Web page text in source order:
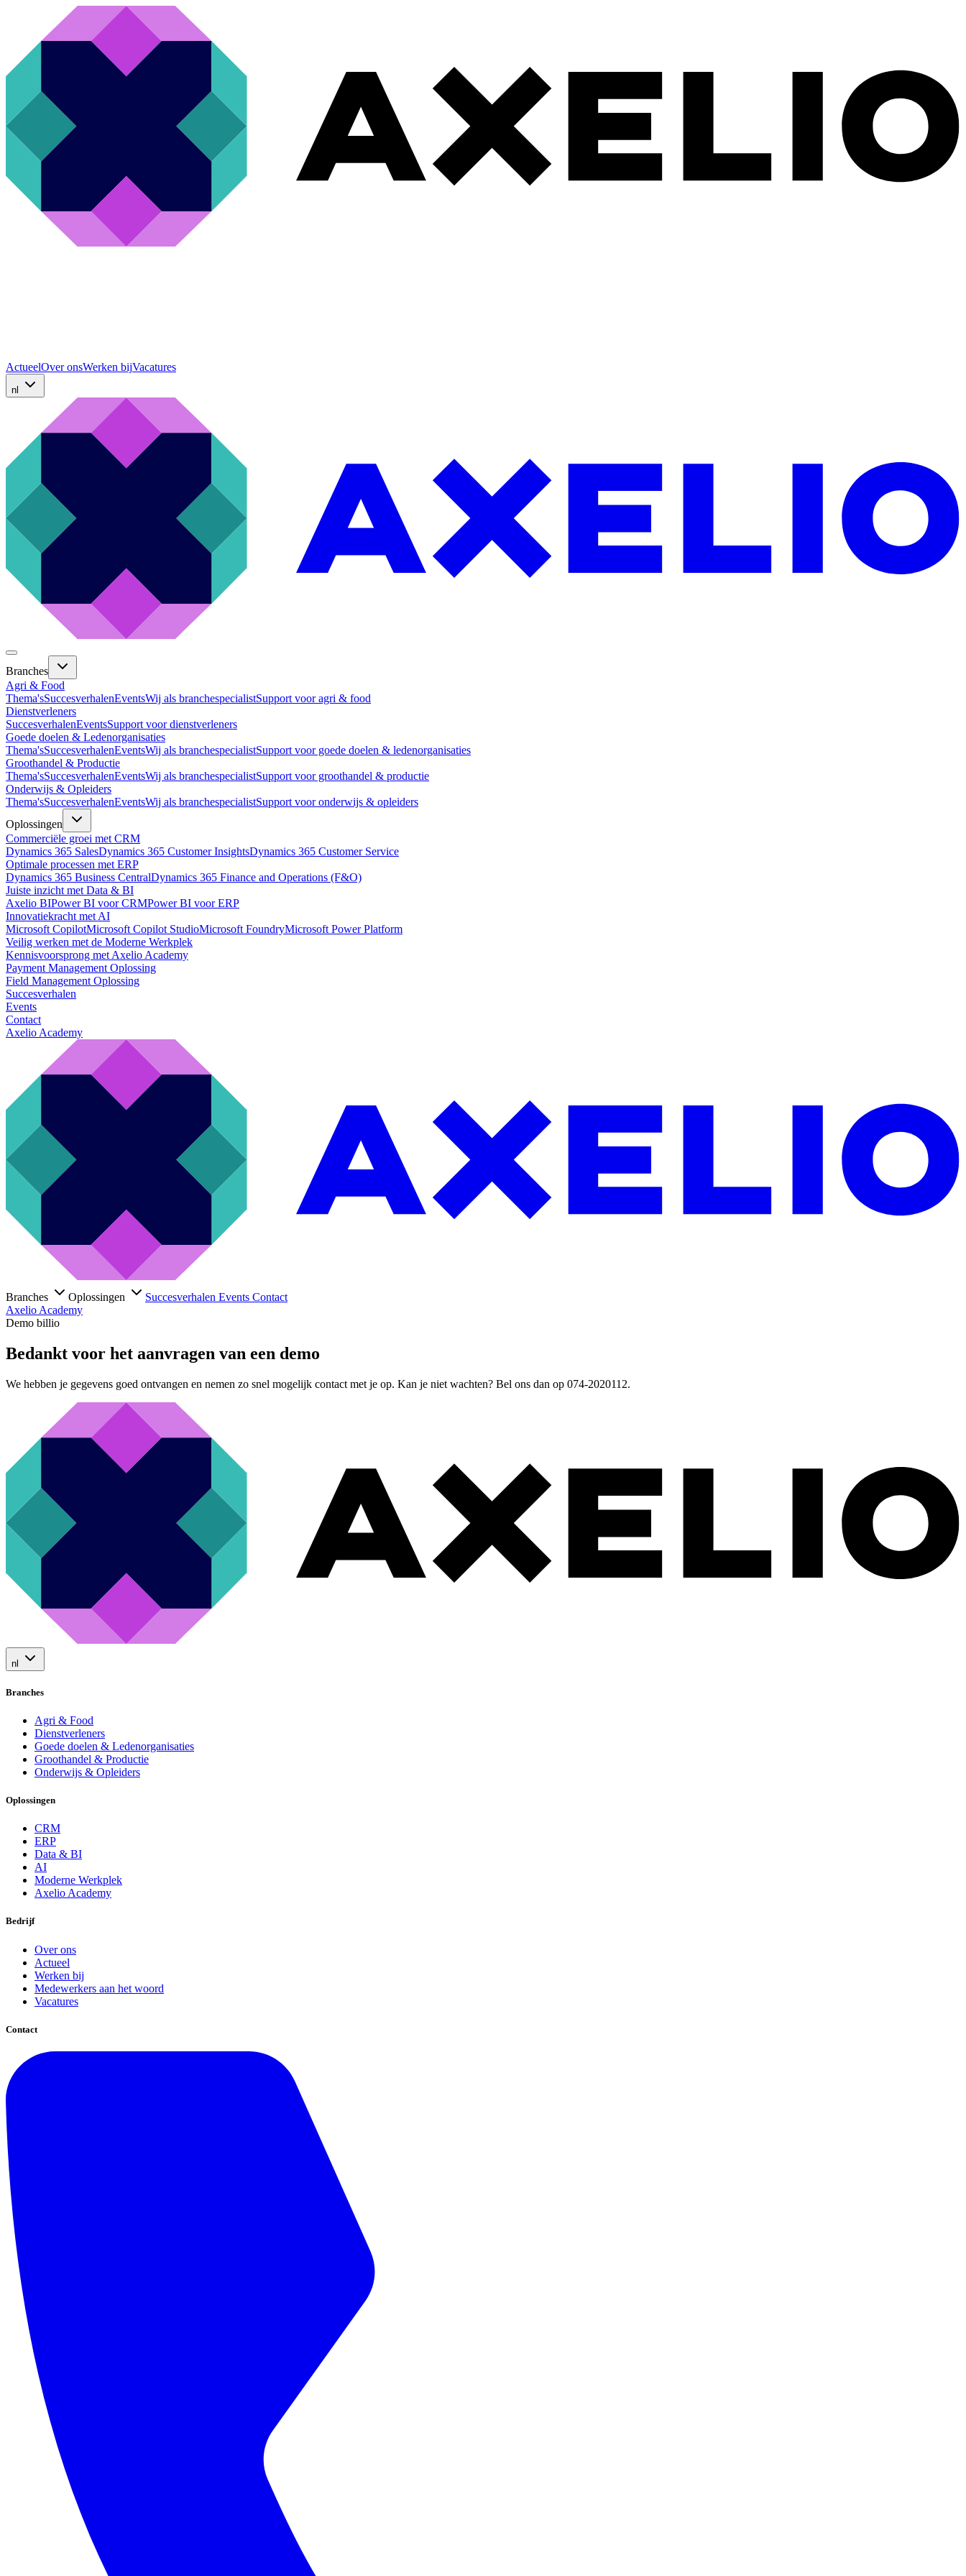
ActueelOver onsWerken bijVacatures
nl
Branches
Agri & Food
Thema'sSuccesverhalenEventsWij als branchespecialistSupport voor agri & food
Dienstverleners
SuccesverhalenEventsSupport voor dienstverleners
Goede doelen & Ledenorganisaties
Thema'sSuccesverhalenEventsWij als branchespecialistSupport voor goede doelen & ledenorganisaties
Groothandel & Productie
Thema'sSuccesverhalenEventsWij als branchespecialistSupport voor groothandel & productie
Onderwijs & Opleiders
Thema'sSuccesverhalenEventsWij als branchespecialistSupport voor onderwijs & opleiders
Oplossingen
Commerciële groei met CRM
Dynamics 365 SalesDynamics 365 Customer InsightsDynamics 365 Customer Service
Optimale processen met ERP
Dynamics 365 Business CentralDynamics 365 Finance and Operations (F&O)
Juiste inzicht met Data & BI
Axelio BIPower BI voor CRMPower BI voor ERP
Innovatiekracht met AI
Microsoft CopilotMicrosoft Copilot StudioMicrosoft FoundryMicrosoft Power Platform
Veilig werken met de Moderne Werkplek
Kennisvoorsprong met Axelio Academy
Payment Management Oplossing
Field Management Oplossing
Succesverhalen
Events
Contact
Axelio Academy
Branches Oplossingen Succesverhalen Events Contact
Axelio Academy
Demo billio
Bedankt voor het aanvragen van een demo
We hebben je gegevens goed ontvangen en nemen zo snel mogelijk contact met je op. Kan je niet wachten? Bel ons dan op 074-2020112.
nl
Branches
Agri & Food
Dienstverleners
Goede doelen & Ledenorganisaties
Groothandel & Productie
Onderwijs & Opleiders
Oplossingen
CRM
ERP
Data & BI
AI
Moderne Werkplek
Axelio Academy
Bedrijf
Over ons
Actueel
Werken bij
Medewerkers aan het woord
Vacatures
Contact